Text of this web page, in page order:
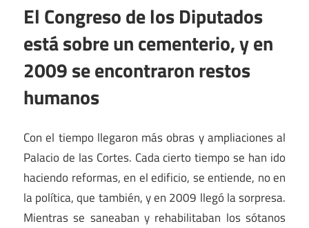
El Congreso de los Diputados
está sobre un cementerio, y en
2009 se encontraron restos
humanos
Con el tiempo llegaron más obras y ampliaciones al
Palacio de las Cortes. Cada cierto tiempo se han ido
haciendo reformas, en el edificio, se entiende, no en
la política, que también, y en 2009 llegó la sorpresa.
Mientras se saneaban y rehabilitaban los sótanos